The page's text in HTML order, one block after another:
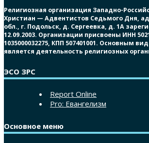
Религиозная организация Западно-
Христиан — Адвентистов Седьмого Дня,
обл., г. Подольск, д. Сергеевка, д. 1А
12.09.2003. Организации присвоены ИНН
1035000032275, КПП 507401001. Основным
является деятельность религиозных
ЭСО ЗРС
Report Online
Pro: Евангелизм
Основное меню